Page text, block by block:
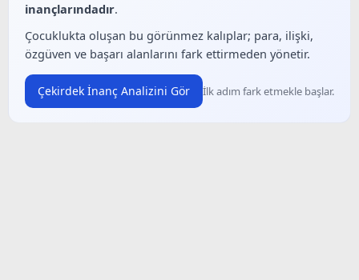
inançlarındadır.
Çocuklukta oluşan bu görünmez kalıplar; para, ilişki,
özgüven ve başarı alanlarını fark ettirmeden yönetir.
Çekirdek İnanç Analizini Gör İlk adım fark etmekle başlar.